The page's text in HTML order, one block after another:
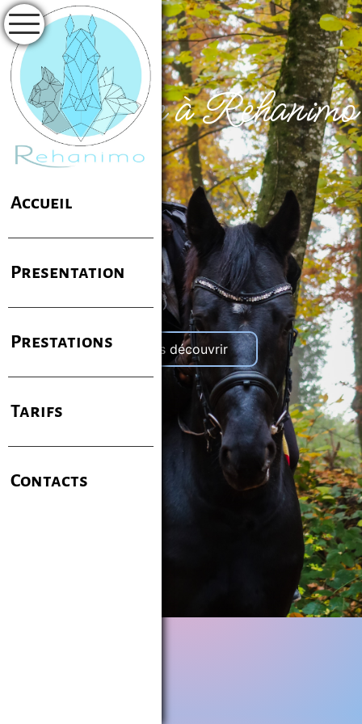
Accueil
Presentation
Prestations
Tarifs
Contacts
Bienvenue à Rehanimo
Nous découvrir